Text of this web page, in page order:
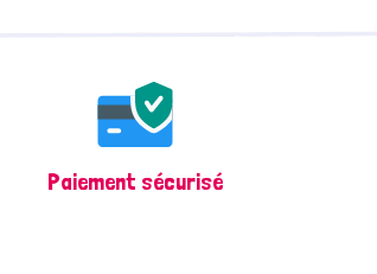
Paiement sécurisé